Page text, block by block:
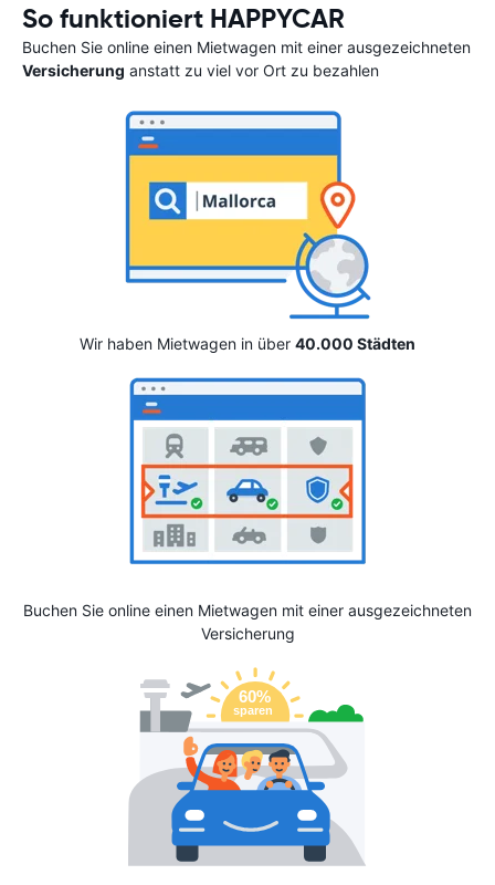
So funktioniert HAPPYCAR
Buchen Sie online einen Mietwagen mit einer ausgezeichneten
Versicherung anstatt zu viel vor Ort zu bezahlen
Wir haben Mietwagen in über 40.000 Städten
Buchen Sie online einen Mietwagen mit einer ausgezeichneten
Versicherung